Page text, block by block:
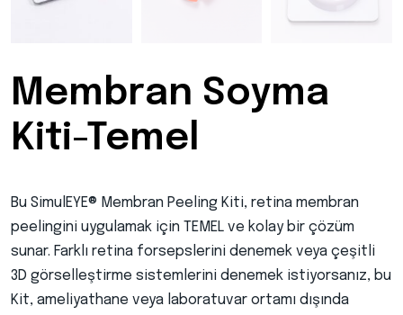
Membran Soyma
Kiti-Temel
Bu SimulEYE® Membran Peeling Kiti, retina membran
peelingini uygulamak için TEMEL ve kolay bir çözüm
sunar. Farklı retina forsepslerini denemek veya çeşitli
3D görselleştirme sistemlerini denemek istiyorsanız, bu
Kit, ameliyathane veya laboratuvar ortamı dışında